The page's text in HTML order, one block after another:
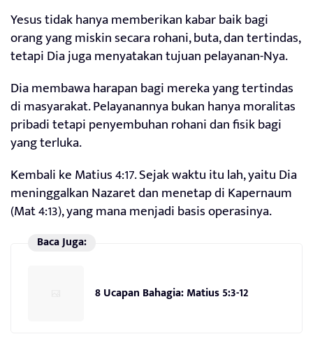
Yesus tidak hanya memberikan kabar baik bagi
orang yang miskin secara rohani, buta, dan tertindas,
tetapi Dia juga menyatakan tujuan pelayanan-Nya.
Dia membawa harapan bagi mereka yang tertindas
di masyarakat. Pelayanannya bukan hanya moralitas
pribadi tetapi penyembuhan rohani dan fisik bagi
yang terluka.
Kembali ke Matius 4:17. Sejak waktu itu lah, yaitu Dia
meninggalkan Nazaret dan menetap di Kapernaum
(Mat 4:13), yang mana menjadi basis operasinya.
Baca Juga:
8 Ucapan Bahagia: Matius 5:3-12